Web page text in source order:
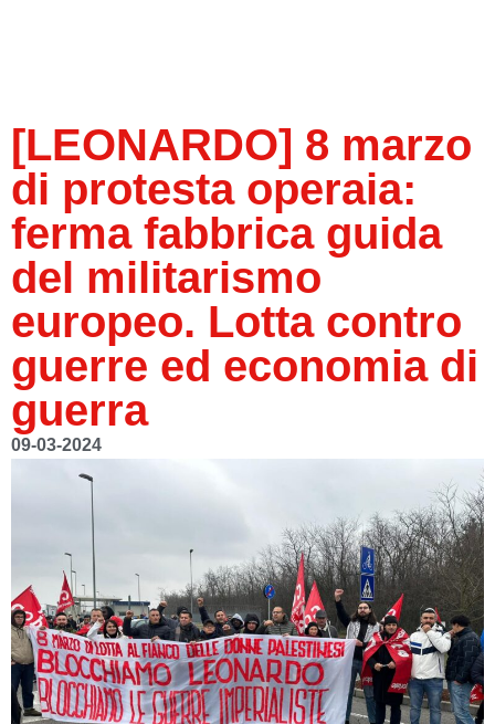
[LEONARDO] 8 marzo
di protesta operaia:
ferma fabbrica guida
del militarismo
europeo. Lotta contro
guerre ed economia di
guerra
09-03-2024